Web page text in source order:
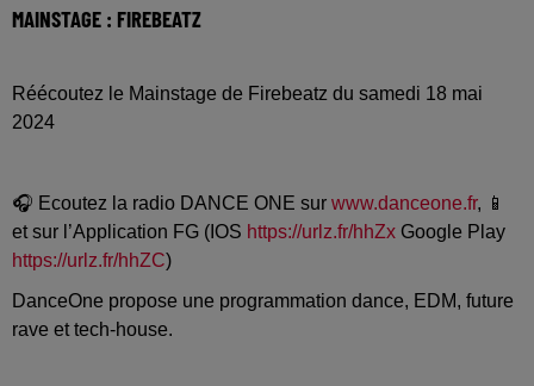
MAINSTAGE : FIREBEATZ
Réécoutez le Mainstage de Firebeatz du samedi 18 mai
2024
🎧 Ecoutez la radio DANCE ONE sur www.danceone.fr, 📱
et sur l’Application FG (IOS https://urlz.fr/hhZx Google Play
https://urlz.fr/hhZC)
DanceOne propose une programmation dance, EDM, future
rave et tech-house.